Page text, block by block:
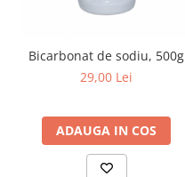
Bicarbonat de sodiu, 500g
29,00 Lei
ADAUGA IN COS